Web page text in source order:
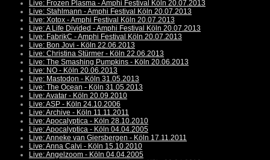
Live: Frozen Plasma - Amphi Festival Köln 20.07.2013
Live: Stahlmann - Amphi Festival Köln 20.07.2013
Live: Xotox - Amphi Festival Köln 20.07.2013
Live: A Life Divided - Amphi Festival Köln 20.07.2013
Live: FabrikC - Amphi Festival Köln 20.07.2013
Live: Bon Jovi - Köln 22.06.2013
Live: Christina Stürmer - Köln 22.06.2013
Live: The Smashing Pumpkins - Köln 20.06.2013
Live: NO - Köln 20.06.2013
Live: Mastodon - Köln 31.05.2013
Live: The Ocean - Köln 31.05.2013
Live: Avatar - Köln 20.09.2010
Live: ASP - Köln 24.10.2006
Live: Archive - Köln 11.11.2011
Live: Apocalyptica - Köln 28.10.2010
Live: Apocalyptica - Köln 04.04.2005
Live: Anneke van Giersbergen - Köln 17.11.2011
Live: Anna Calvi - Köln 15.10.2010
Live: Angelzoom - Köln 04.04.2005